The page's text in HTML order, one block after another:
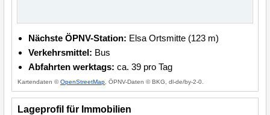
Nächste ÖPNV-Station: Elsa Ortsmitte (123 m)
Verkehrsmittel: Bus
Abfahrten werktags: ca. 39 pro Tag
Kartendaten ©OpenStreetMap , ÖPNV-Daten © BKG, dl-de/by-2-0.
Lageprofil für Immobilien